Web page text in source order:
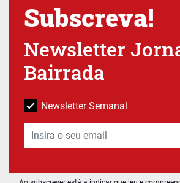
Subscreva!
Newsletter
Bairrada
Newsletter Semanal